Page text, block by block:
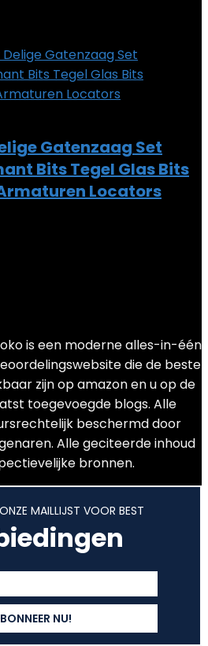
Gatenzaag Set
Bits Tegel Glas Bits
Locators
is een moderne alles-in-één
die de beste
zijn op amazon en u op de
toegevoegde blogs. Alle
beschermd door
Alle geciteerde inhoud
bronnen.
MAILLIJST VOOR BEST